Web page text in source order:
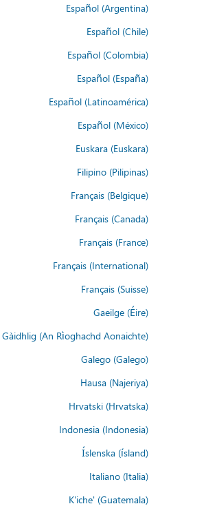
Español (Argentina)
Español (Chile)
Español (Colombia)
Español (España)
Español (Latinoamérica)
Español (México)
Euskara (Euskara)
Filipino (Pilipinas)
Français (Belgique)
Français (Canada)
Français (France)
Français (International)
Français (Suisse)
Gaeilge (Éire)
Gàidhlig (An Rìoghachd Aonaichte)
Galego (Galego)
Hausa (Najeriya)
Hrvatski (Hrvatska)
Indonesia (Indonesia)
Íslenska (ísland)
Italiano (Italia)
K'iche' (Guatemala)